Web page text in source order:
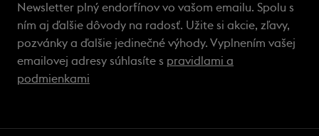
Newsletter plný endorfínov vo vašom emailu. Spolu s
ním aj ďalšie dôvody na radosť. Užite si akcie, zľavy,
pozvánky a ďalšie jedinečné výhody. Vyplnením vašej
emailovej adresy súhlasíte s pravidlami a
podmienkami